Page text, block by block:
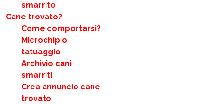
smarrito
Cane trovato?
Come comportarsi?
Microchip o
tatuaggio
Archivio cani
smarriti
Crea annuncio cane
trovato